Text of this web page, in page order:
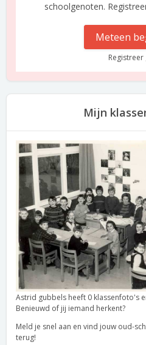
schoolgenoten.
Meteen
Registreer
Mijn
Astrid gubbels heeft 0 klassenfoto's
Benieuwd of jij iemand herkent?
Meld je snel aan en vind jouw oud-
terug!